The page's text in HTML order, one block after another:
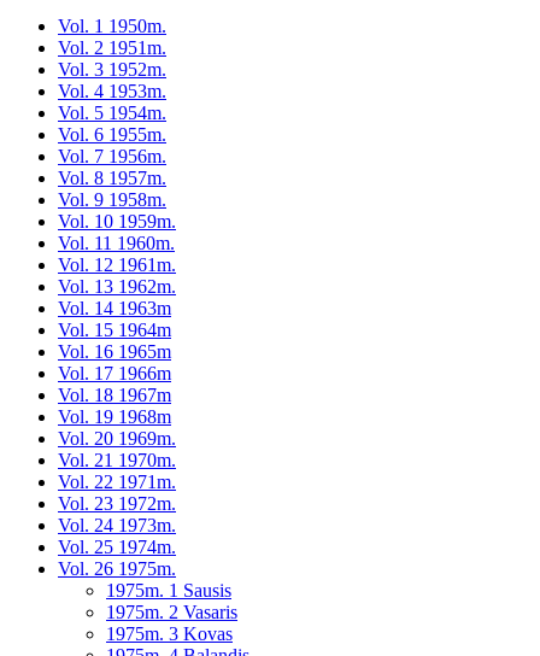
Vol. 1 1950m.
Vol. 2 1951m.
Vol. 3 1952m.
Vol. 4 1953m.
Vol. 5 1954m.
Vol. 6 1955m.
Vol. 7 1956m.
Vol. 8 1957m.
Vol. 9 1958m.
Vol. 10 1959m.
Vol. 11 1960m.
Vol. 12 1961m.
Vol. 13 1962m.
Vol. 14 1963m
Vol. 15 1964m
Vol. 16 1965m
Vol. 17 1966m
Vol. 18 1967m
Vol. 19 1968m
Vol. 20 1969m.
Vol. 21 1970m.
Vol. 22 1971m.
Vol. 23 1972m.
Vol. 24 1973m.
Vol. 25 1974m.
Vol. 26 1975m.
1975m. 1 Sausis
1975m. 2 Vasaris
1975m. 3 Kovas